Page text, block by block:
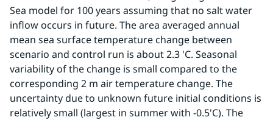
Sea model for 100 years assuming that no salt water
inflow occurs in future. The area averaged annual
mean sea surface temperature change between
scenario and control run is about 2.3 'C. Seasonal
variability of the change is small compared to the
corresponding 2 m air temperature change. The
uncertainty due to unknown future initial conditions is
relatively small (largest in summer with -0.5'C). The